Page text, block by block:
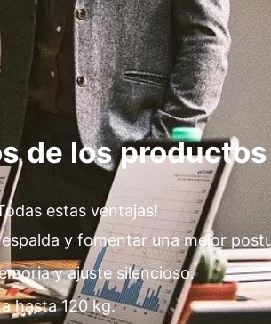
de los productos
estas ventajas!
y fomentar una mejor
y ajuste silencioso.
hasta 120 kg.